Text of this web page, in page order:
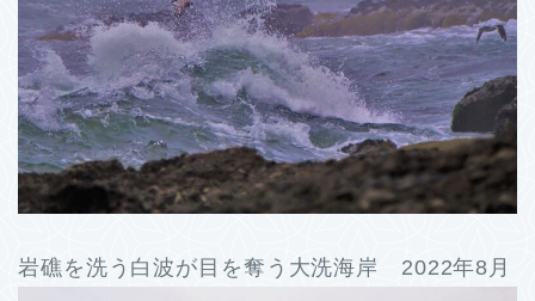
岩礁を洗う白波が目を奪う大洗海岸 2022年8月